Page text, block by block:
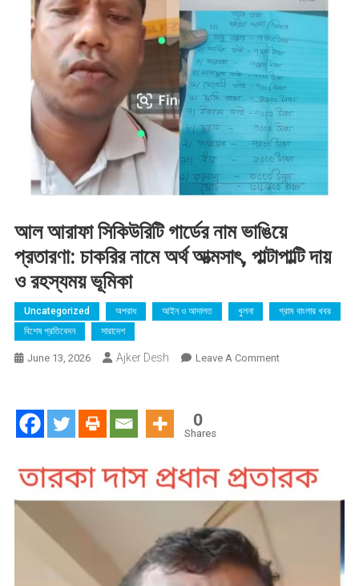
আল আরাফা সিকিউরিটি গার্ডের নাম ভাঙিয়ে
প্রতারণা: চাকরির নামে অর্থ আত্মসাৎ, পাল্টাপাল্টি দায়
ও রহস্যময় ভূমিকা
Uncategorized অপরাধ আইন ও আদালত খুলনা
গ্রাম বাংলার খবর
বিশেষ প্রতিবেদন
সারাদেশ
June 13, 2026 Ajker Desh Leave A CommentOn
ভাঙিয়ে
প্রতারণা:
চাকরির
পাল্টাপাল্টি
0
Shares